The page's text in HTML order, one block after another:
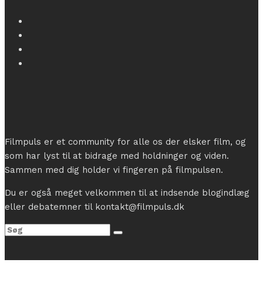
Filmpuls er et community for alle os der elsker film, og
som har lyst til at bidrage med holdninger og viden.
Sammen med dig holder vi fingeren på filmpulsen.
Du er også meget velkommen til at indsende blogindlæg
eller debatemner til kontakt@filmpuls.dk